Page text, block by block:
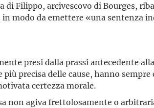
di Filippo, arcivescovo di Bourges,
modo da emettere «una sentenza
presi dalla prassi antecedente
precisa delle cause, hanno
certezza morale.
non agiva frettolosamente o